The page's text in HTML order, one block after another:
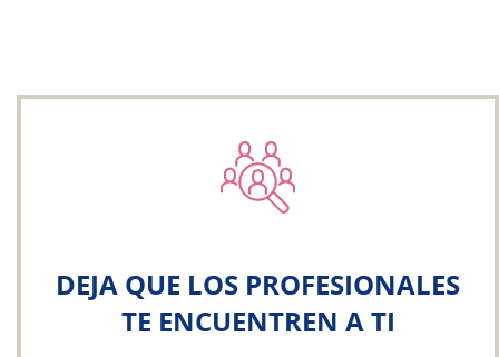
DEJA QUE LOS PROFESIONALES
TE ENCUENTREN A TI